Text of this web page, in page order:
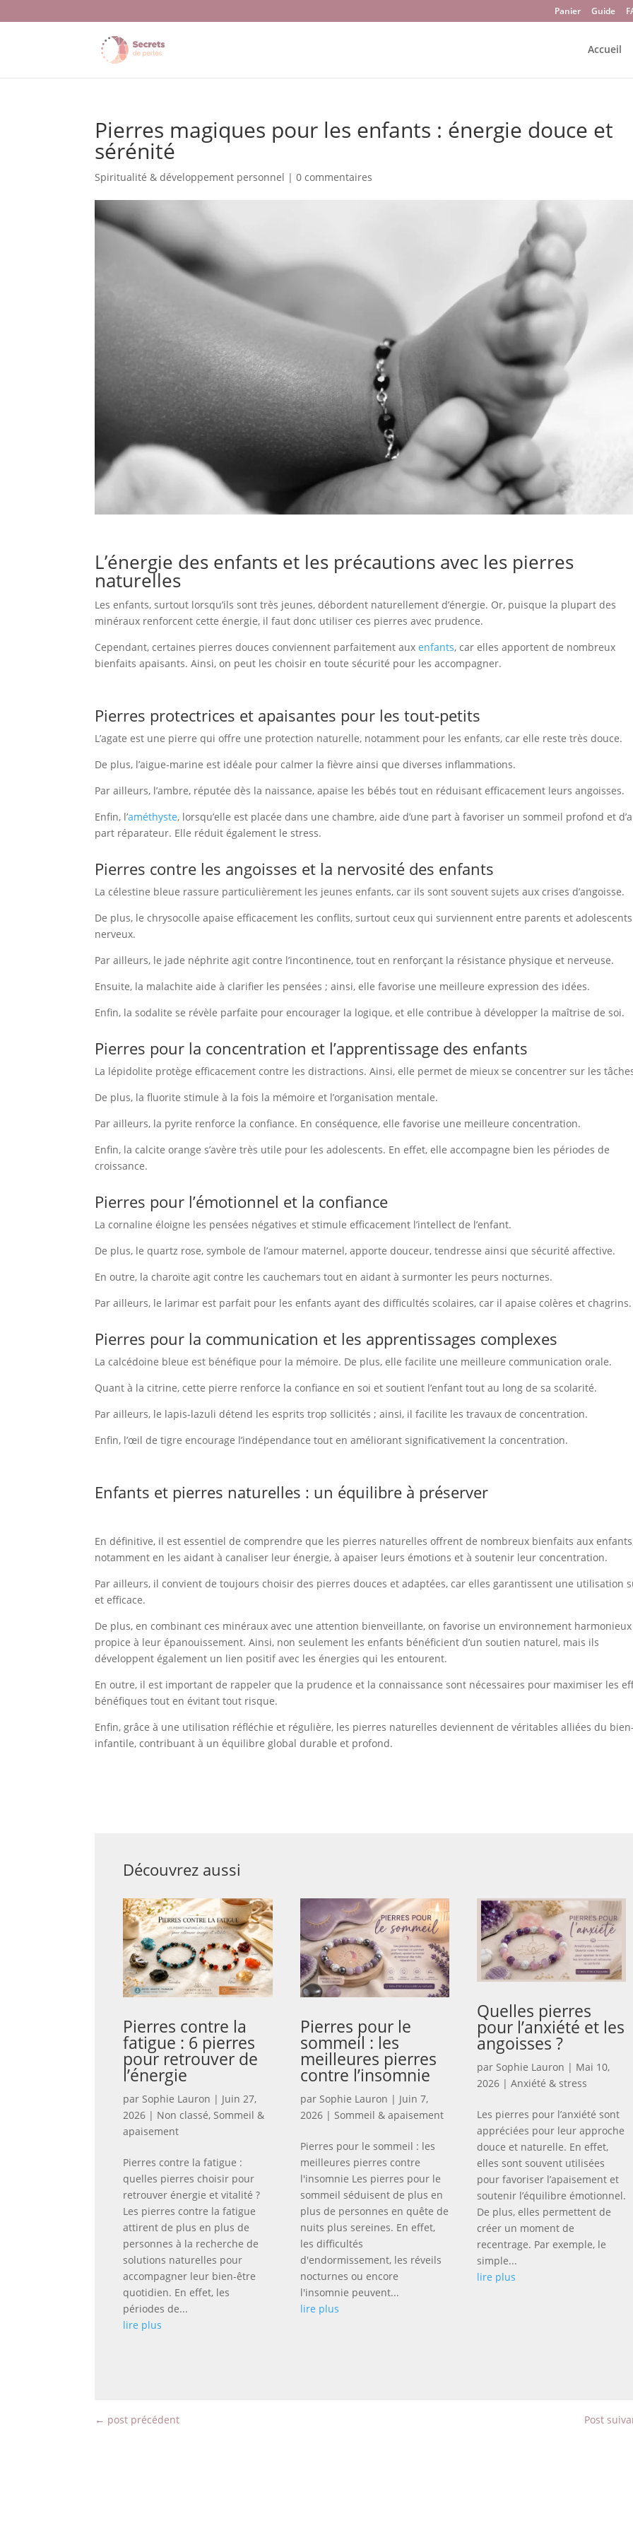
Panier Guide
Accueil
Pierres magiques pour les enfants : énergie douce et
sérénité
Spiritualité & développement personnel |0 commentaires
L’énergie des enfants et les précautions avec les pierres
naturelles
Les enfants, surtout lorsqu’ils sont très jeunes, débordent naturellement d’énergie. Or, puisque la plupart des
minéraux renforcent cette énergie, il faut donc utiliser ces pierres avec prudence.
Cependant, certaines pierres douces conviennent parfaitement auxenfants, car elles apportent de nombreux
bienfaits apaisants. Ainsi, on peut les choisir en toute sécurité pour les accompagner.
Pierres protectrices et apaisantes pour les tout-petits
L’agate est une pierre qui offre une protection naturelle, notamment pour les enfants, car elle reste très douce.
De plus, l’aigue-marine est idéale pour calmer la fièvre ainsi que diverses inflammations.
Par ailleurs, l’ambre, réputée dès la naissance, apaise les bébés tout en réduisant efficacement leurs angoisses.
Enfin, l’améthyste, lorsqu’elle est placée dans une chambre, aide d’une part à favoriser un sommeil profond et
part réparateur. Elle réduit également le stress.
Pierres contre les angoisses et la nervosité des enfants
La célestine bleue rassure particulièrement les jeunes enfants, car ils sont souvent sujets aux crises d’angoisse.
De plus, le chrysocolle apaise efficacement les conflits, surtout ceux qui surviennent entre parents et adolescents
nerveux.
Par ailleurs, le jade néphrite agit contre l’incontinence, tout en renforçant la résistance physique et nerveuse.
Ensuite, la malachite aide à clarifier les pensées ; ainsi, elle favorise une meilleure expression des idées.
Enfin, la sodalite se révèle parfaite pour encourager la logique, et elle contribue à développer la maîtrise de soi.
Pierres pour la concentration et l’apprentissage des enfants
La lépidolite protège efficacement contre les distractions. Ainsi, elle permet de mieux se concentrer sur les
De plus, la fluorite stimule à la fois la mémoire et l’organisation mentale.
Par ailleurs, la pyrite renforce la confiance. En conséquence, elle favorise une meilleure concentration.
Enfin, la calcite orange s’avère très utile pour les adolescents. En effet, elle accompagne bien les périodes de
croissance.
Pierres pour l’émotionnel et la confiance
La cornaline éloigne les pensées négatives et stimule efficacement l’intellect de l’enfant.
De plus, le quartz rose, symbole de l’amour maternel, apporte douceur, tendresse ainsi que sécurité affective.
En outre, la charoïte agit contre les cauchemars tout en aidant à surmonter les peurs nocturnes.
Par ailleurs, le larimar est parfait pour les enfants ayant des difficultés scolaires, car il apaise colères et chagrins.
Pierres pour la communication et les apprentissages complexes
La calcédoine bleue est bénéfique pour la mémoire. De plus, elle facilite une meilleure communication orale.
Quant à la citrine, cette pierre renforce la confiance en soi et soutient l’enfant tout au long de sa scolarité.
Par ailleurs, le lapis-lazuli détend les esprits trop sollicités ; ainsi, il facilite les travaux de concentration.
Enfin, l’œil de tigre encourage l’indépendance tout en améliorant significativement la concentration.
Enfants et pierres naturelles : un équilibre à préserver
En définitive, il est essentiel de comprendre que les pierres naturelles offrent de nombreux bienfaits aux
notamment en les aidant à canaliser leur énergie, à apaiser leurs émotions et à soutenir leur concentration.
Par ailleurs, il convient de toujours choisir des pierres douces et adaptées, car elles garantissent une utilisation
et efficace.
De plus, en combinant ces minéraux avec une attention bienveillante, on favorise un environnement harmonieux
propice à leur épanouissement. Ainsi, non seulement les enfants bénéficient d’un soutien naturel, mais ils
développent également un lien positif avec les énergies qui les entourent.
En outre, il est important de rappeler que la prudence et la connaissance sont nécessaires pour maximiser les
bénéfiques tout en évitant tout risque.
Enfin, grâce à une utilisation réfléchie et régulière, les pierres naturelles deviennent de véritables alliées du
infantile, contribuant à un équilibre global durable et profond.
Découvrez aussi
Pierres contre la
fatigue : 6 pierres
pour retrouver de
l’énergie
par Sophie Lauron | Juin 27,
2026 | Non classé, Sommeil &
apaisement
Pierres contre la fatigue :
quelles pierres choisir pour
retrouver énergie et vitalité ?
Les pierres contre la fatigue
attirent de plus en plus de
personnes à la recherche de
solutions naturelles pour
accompagner leur bien-être
quotidien. En effet, les
périodes de...
lire plus
Pierres pour le
sommeil : les
meilleures pierres
contre l’insomnie
par Sophie Lauron | Juin 7,
2026| Sommeil & apaisement
Pierres pour le sommeil : les
meilleures pierres contre
l'insomnie Les pierres pour le
sommeil séduisent de plus en
plus de personnes en quête de
nuits plus sereines. En effet,
les difficultés
d'endormissement, les réveils
nocturnes ou encore
l'insomnie peuvent...
lire plus
Quelles pierres
pour l’anxiété et les
angoisses ?
par Sophie Lauron | Mai 10,
2026| Anxiété & stress
Les pierres pour l’anxiété sont
appréciées pour leur approche
douce et naturelle. En effet,
elles sont souvent utilisées
pour favoriser l’apaisement et
soutenir l’équilibre émotionnel.
De plus, elles permettent de
créer un moment de
recentrage. Par exemple, le
simple...
lire plus
← post précédent Post